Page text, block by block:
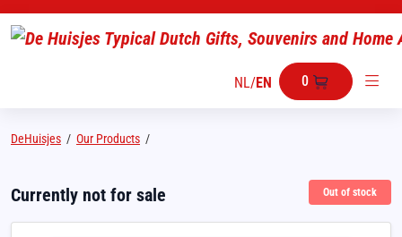
NL/EN 0
DeHuisjes / Our Products /
Currently not for sale Out of stock